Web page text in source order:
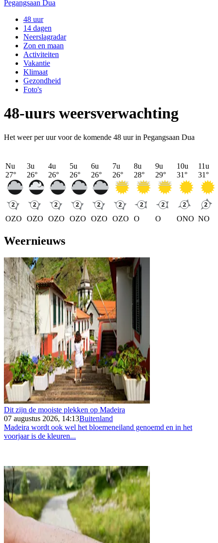
Pegangsaan Dua
48 uur
14 dagen
Neerslagradar
Zon en maan
Activiteiten
Vakantie
Klimaat
Gezondheid
Foto's
48-uurs weersverwachting
Het weer per uur voor de komende 48 uur in Pegangsaan Dua
Nu
27°
OZO
3u
26°
OZO
4u
26°
OZO
5u
26°
OZO
6u
26°
OZO
7u
26°
OZO
8u
28°
O
9u
29°
O
10u
31°
ONO
11u
31°
NO
Weernieuws
Dit zijn de mooiste plekken op Madeira
07 augustus 2026, 14:13Buitenland
Madeira wordt ook wel het bloemeneiland genoemd en in het
voorjaar is de kleuren...